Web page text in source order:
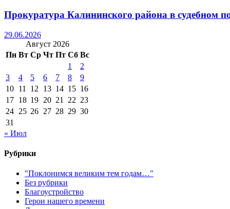
Прокуратура Калининского района в судебном
29.06.2026
Август 2026
Пн Вт Ср Чт Пт Сб Вс
1
2
3
4 5 6 7 8
9
10 11 12 13 14 15 16
17 18 19 20 21 22 23
24 25 26 27 28 29 30
31
« Июл
Рубрики
"Поклонимся великим тем годам…"
Без рубрики
Благоустройство
Герои нашего времени